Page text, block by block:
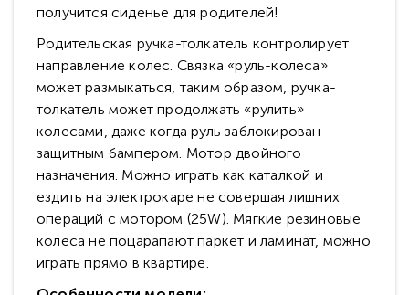
получится сиденье для родителей!
Родительская ручка-толкатель контролирует
направление колес. Связка «руль-колеса»
может размыкаться, таким образом, ручка-
толкатель может продолжать «рулить»
колесами, даже когда руль заблокирован
защитным бампером. Мотор двойного
назначения. Можно играть как каталкой и
ездить на электрокаре не совершая лишних
операций с мотором (25W). Мягкие резиновые
колеса не поцарапают паркет и ламинат, можно
играть прямо в квартире.